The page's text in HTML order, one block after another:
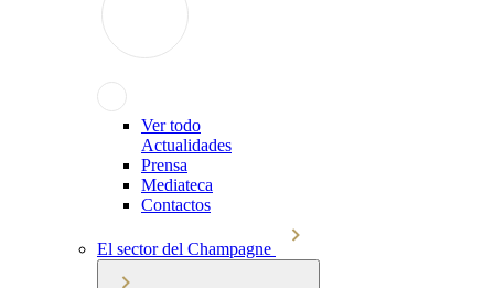
Ver todo
Actualidades
Prensa
Mediateca
Contactos
El sector del Champagne